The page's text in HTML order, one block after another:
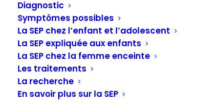
Diagnostic
Symptômes possibles
La SEP chez l’enfant et l’adolescent
La SEP expliquée aux enfants
La SEP chez la femme enceinte
Les traitements
La recherche
En savoir plus sur la SEP
5 ANS AVEC LE DIAGNOSTIC
SEP) FARID TÉMOIGNE (42
ANS)
Comment je vois les choses, j'ai + de 5 ans avec
le diagnostic SEP